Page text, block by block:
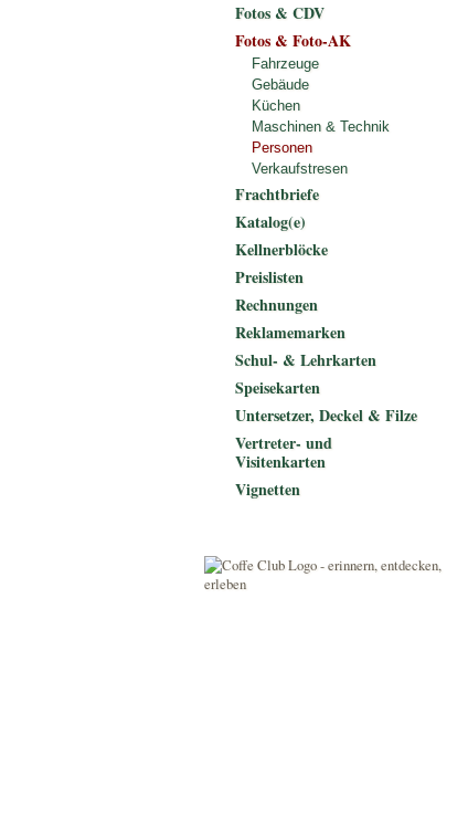
Fotos & CDV
Fotos & Foto-AK
Fahrzeuge
Gebäude
Küchen
Maschinen & Technik
Personen
Verkaufstresen
Frachtbriefe
Katalog(e)
Kellnerblöcke
Preislisten
Rechnungen
Reklamemarken
Schul- & Lehrkarten
Speisekarten
Untersetzer, Deckel & Filze
Vertreter- und
Visitenkarten
Vignetten